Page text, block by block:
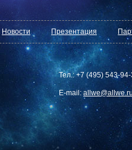
Новости Презентация
Тел.: +7 (495) 543-
E-mail: